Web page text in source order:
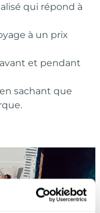
qui répond à
à un prix
et pendant
sachant que